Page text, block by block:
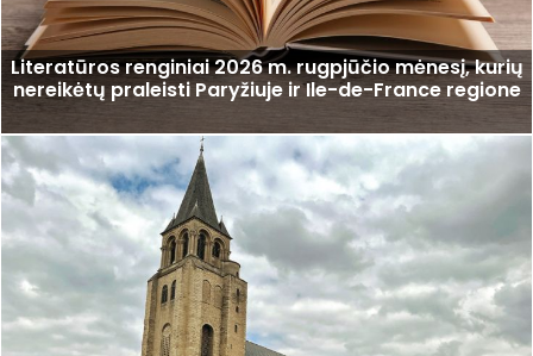
Literatūros renginiai 2026 m. rugpjūčio mėnesį, kurių
nereikėtų praleisti Paryžiuje ir Ile-de-France regione